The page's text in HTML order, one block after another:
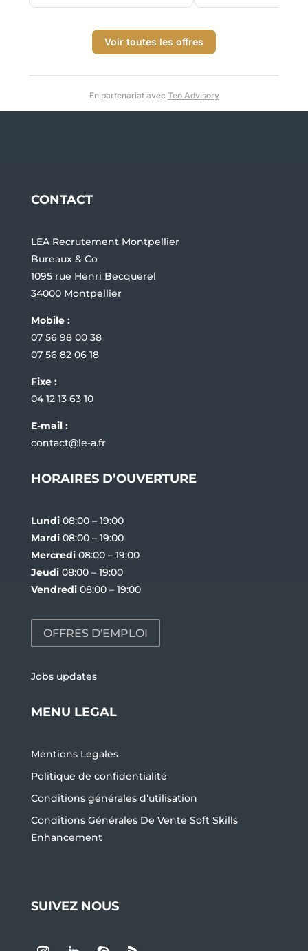
Voir toutes les offres
En partenariat avec Teo Advisory
CONTACT
LEA Recrutement Montpellier
Bureaux & Co
1095 rue Henri Becquerel
34000 Montpellier
Mobile :
07 56 98 00 38
07 56 82 06 18
Fixe :
04 12 13 63 10
E-mail :
contact@le-a.fr
HORAIRES D’OUVERTURE
Lundi08:00 – 19:00
Mardi08:00 – 19:00
Mercredi08:00 – 19:00
Jeudi08:00 – 19:00
Vendredi08:00 – 19:00
OFFRES D'EMPLOI
Jobs updates
MENU LEGAL
Mentions Legales
Politique de confidentialité
Conditions générales d’utilisation
Conditions Générales De Vente Soft Skills
Enhancement
SUIVEZ NOUS